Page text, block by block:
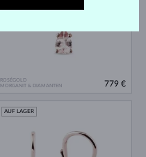
ROSÉGOLD
MORGANIT & DIAMANTEN
779 €
AUF LAGER